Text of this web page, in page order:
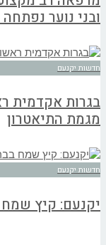
ובני נוער
חדשות יקנעם
בגרות אקדמית
מגמת התיאטרון
חדשות יקנעם
יקנעם: קיץ שמח